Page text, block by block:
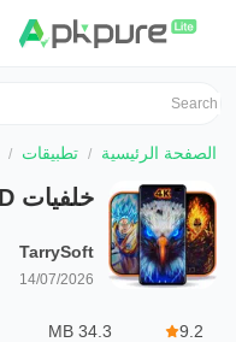
الصفحة الرئيسية تطبيقات
خلفيات Full HD - صور 4K
TarrySoft
14/07/2026
9.2
34.3 MB